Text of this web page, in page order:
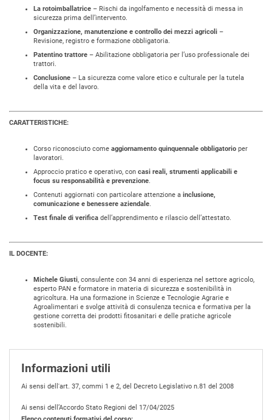
La rotoimballatrice – Rischi da ingolfamento e necessità di messa in
sicurezza prima dell’intervento.
Organizzazione, manutenzione e controllo dei mezzi agricoli –
Revisione, registro e formazione obbligatoria.
Patentino trattore – Abilitazione obbligatoria per l’uso professionale dei
trattori.
Conclusione – La sicurezza come valore etico e culturale per la tutela
della vita e del lavoro.
CARATTERISTICHE:
Corso riconosciuto come aggiornamento quinquennale obbligatorio per
lavoratori.
Approccio pratico e operativo, con casi reali, strumenti applicabili e
focus su responsabilità e prevenzione.
Contenuti aggiornati con particolare attenzione a inclusione,
comunicazione e benessere aziendale.
Test finale di verifica dell’apprendimento e rilascio dell’attestato.
IL DOCENTE:
Michele Giusti, consulente con 34 anni di esperienza nel settore agricolo,
esperto PAN e formatore in materia di sicurezza e sostenibilità in
agricoltura. Ha una formazione in Scienze e Tecnologie Agrarie e
Agroalimentari e svolge attività di consulenza tecnica e formativa per la
gestione corretta dei prodotti fitosanitari e delle pratiche agricole
sostenibili.
Informazioni utili
Ai sensi dell'art. 37, commi 1 e 2, del Decreto Legislativo n.81 del 2008
Ai sensi dell’Accordo Stato Regioni del 17/04/2025